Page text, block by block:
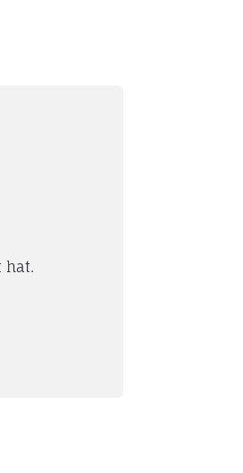
hat.